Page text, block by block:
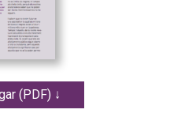
(PDF) ↓